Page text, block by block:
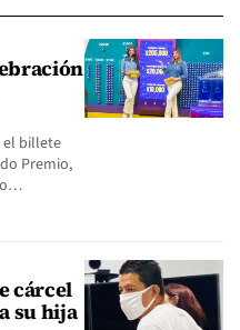
el billete
Premio,
cárcel
su hija